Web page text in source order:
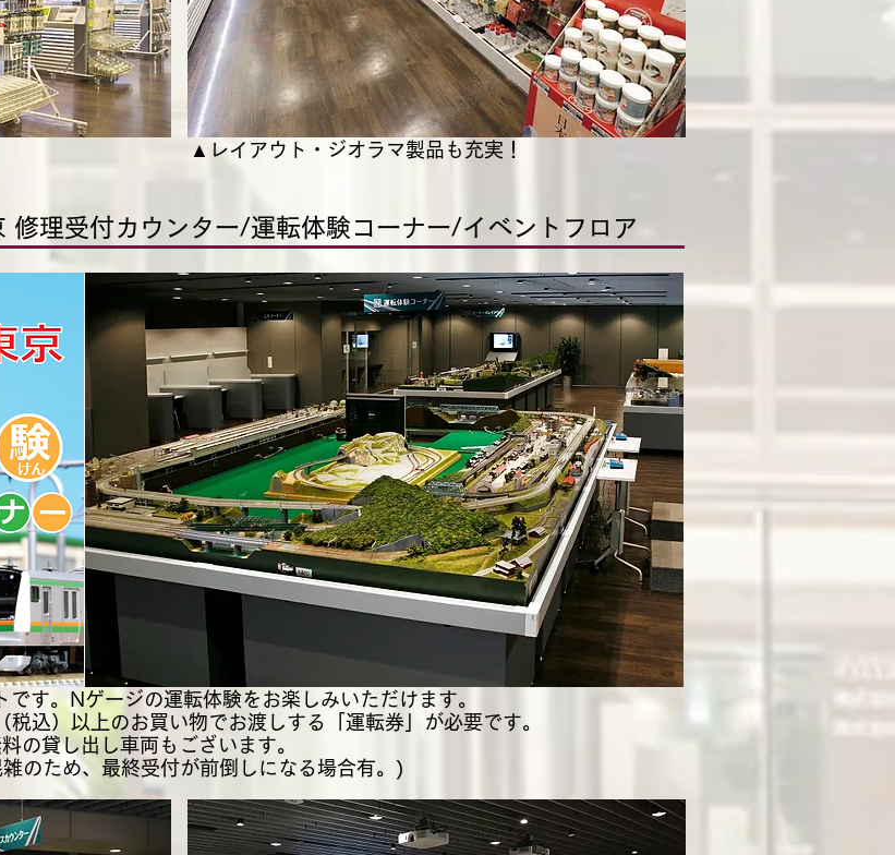
▲レイアウト・ジオラマ製品も充実！
理受付カウンター/運転体験コーナー/イベントフロア
す。Nゲージの運転体験をお楽しみいただけます。
込）以上のお買い物でお渡しする「運転券」が必要です。
の貸し出し車両もございます。
のため、最終受付が前倒しになる場合有。)